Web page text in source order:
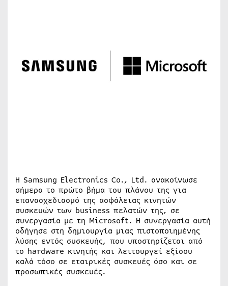
Η Samsung Electronics Co., Ltd. ανακοίνωσε
σήμερα το πρώτο βήμα του πλάνου της για
επανασχεδιασμό της ασφάλειας κινητών
συσκευών των business πελατών της, σε
συνεργασία με τη Microsoft. Η συνεργασία αυτή
οδήγησε στη δημιουργία μιας πιστοποιημένης
λύσης εντός συσκευής, που υποστηρίζεται από
το hardware κινητής και λειτουργεί εξίσου
καλά τόσο σε εταιρικές συσκευές όσο και σε
προσωπικές συσκευές.